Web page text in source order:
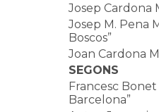
Josep Cardona
Josep M. Pena
Boscos”
Joan Cardona
SEGONS
Francesc Bonet
Barcelona”